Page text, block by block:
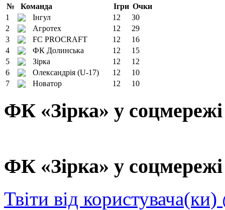
№ Команда Ігри Очки
1
Інгул 12
30
2
Агротех 12
29
3
FC PROCRAFT 12
16
4
ФК Долинська 12
15
5
Зірка 12
12
6
Олександрія (U-17) 12
10
7
Новатор 12 10
ФК «Зірка» у
ФК «Зірка» у
Твіти від